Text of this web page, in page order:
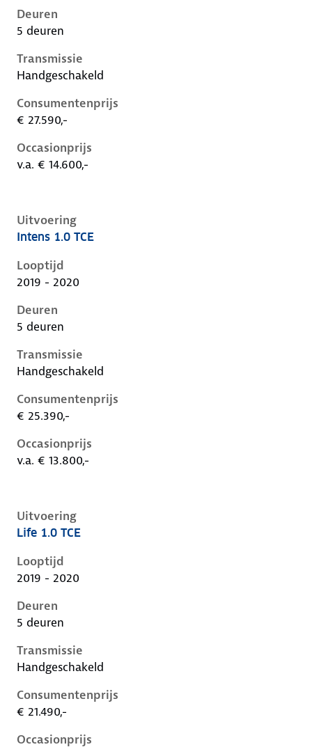
Deuren
5 deuren
Transmissie
Handgeschakeld
Consumentenprijs
€ 27.590,-
Occasionprijs
v.a. € 14.600,-
Uitvoering
Renault Captur ii, 1.0 tce, 74 kW, Benzine, 5 deuren
Intens 1.0 TCE
Looptijd
2019 - 2020
Deuren
5 deuren
Transmissie
Handgeschakeld
Consumentenprijs
€ 25.390,-
Occasionprijs
v.a. € 13.800,-
Uitvoering
Renault Captur ii, 1.0 tce, 74 kW, Benzine, 5 deuren
Life 1.0 TCE
Looptijd
2019 - 2020
Deuren
5 deuren
Transmissie
Handgeschakeld
Consumentenprijs
€ 21.490,-
Occasionprijs